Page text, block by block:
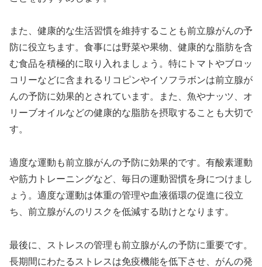
また、健康的な生活習慣を維持することも前立腺がんの予
防に役立ちます。食事には野菜や果物、健康的な脂肪を含
む食品を積極的に取り入れましょう。特にトマトやブロッ
コリーなどに含まれるリコピンやイソフラボンは前立腺が
んの予防に効果的とされています。また、魚やナッツ、オ
リーブオイルなどの健康的な脂肪を摂取することも大切で
す。
適度な運動も前立腺がんの予防に効果的です。有酸素運動
や筋力トレーニングなど、毎日の運動習慣を身につけまし
ょう。適度な運動は体重の管理や血液循環の促進に役立
ち、前立腺がんのリスクを低減する助けとなります。
最後に、ストレスの管理も前立腺がんの予防に重要です。
長期間にわたるストレスは免疫機能を低下させ、がんの発